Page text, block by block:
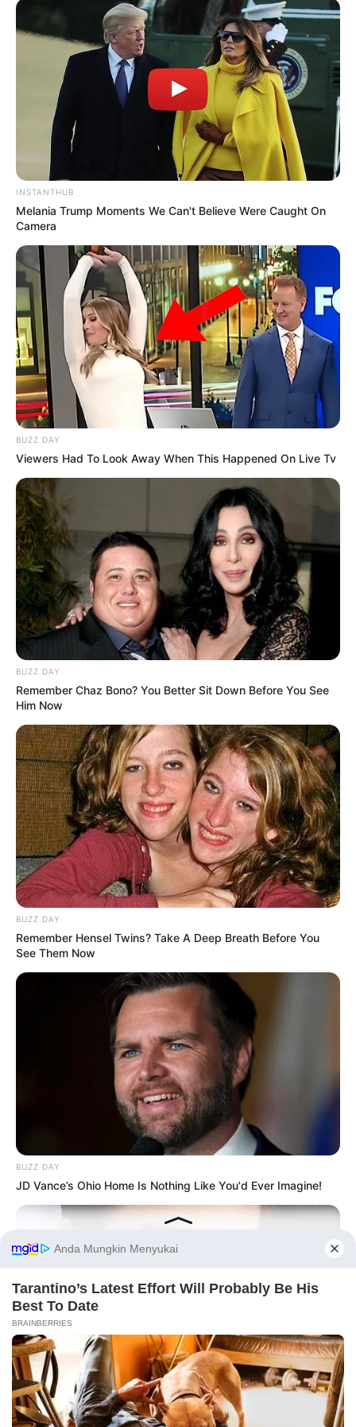
Fail! 10 Potret Makanan Gagal
Dimasak yang Bikin Kamu
Nggak Selera
10 Pose Manekin Anti
Mainstream yang Konyol
Banget
8 Kata Lucu Seputar Malam
Minggu ala Jomblo yang Bikin
Ngenes
10 Desain Kanopi Tempat
Tidur, Serasa Beristirahat di
Kamar Raja
Tampil Lebih Modern, 7 Potret
Hasil Renovasi Rumah Berusia
90 Tahun
PRIVACY POLICY DISCLAIMER HUBUNGI KAMI IKLAN
INSTANTHUB
Melania Trump Moments We Can't Believe Were Caught On
Camera
BUZZ DAY
Viewers Had To Look Away When This Happened On Live Tv
BUZZ DAY
Remember Chaz Bono? You Better Sit Down Before You See
Him Now
BUZZ DAY
Remember Hensel Twins? Take A Deep Breath Before You
See Them Now
BUZZ DAY
JD Vance’s Ohio Home Is Nothing Like You'd Ever Imagine!
BUZZ DAY
Tom Cruise's Daughter Is The Most Beautiful Woman In The
Before You Go